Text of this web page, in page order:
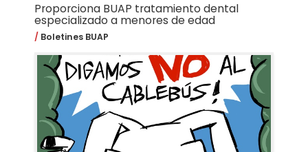
Proporciona BUAP tratamiento dental
especializado a menores de edad
Boletines BUAP